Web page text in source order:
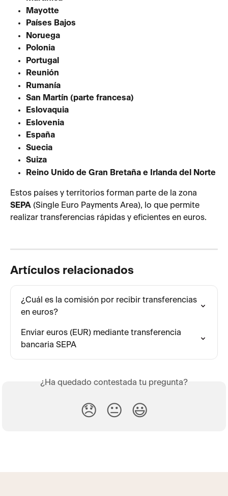
Mayotte
Países Bajos
Noruega
Polonia
Portugal
Reunión
Rumanía
San Martín (parte francesa)
Eslovaquia
Eslovenia
España
Suecia
Suiza
Reino Unido de Gran Bretaña e Irlanda del Norte
Estos países y territorios forman parte de la zona
SEPA (Single Euro Payments Area), lo que permite
realizar transferencias rápidas y eficientes en euros.
Artículos relacionados
¿Cuál es la comisión por recibir transferencias
en euros?
Enviar euros (EUR) mediante transferencia
bancaria SEPA
¿Ha quedado contestada tu pregunta?
😞 😐 😃